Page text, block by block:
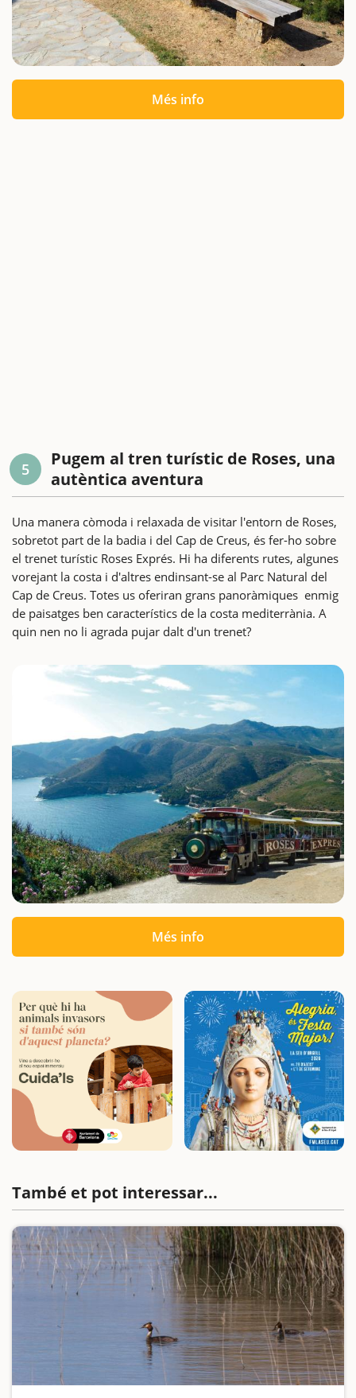
Més info
5
Pugem al tren turístic de Roses, una
autèntica aventura
Una manera còmoda i relaxada de visitar l'entorn de Roses,
sobretot part de la badia i del Cap de Creus, és fer-ho sobre
el trenet turístic Roses Exprés. Hi ha diferents rutes, algunes
vorejant la costa i d'altres endinsant-se al Parc Natural del
Cap de Creus. Totes us oferiran grans panoràmiques enmig
de paisatges ben característics de la costa mediterrània. A
quin nen no li agrada pujar dalt d'un trenet?
Més info
També et pot interessar...